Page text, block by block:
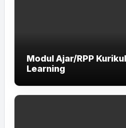
Modul Ajar/RPP
Learning